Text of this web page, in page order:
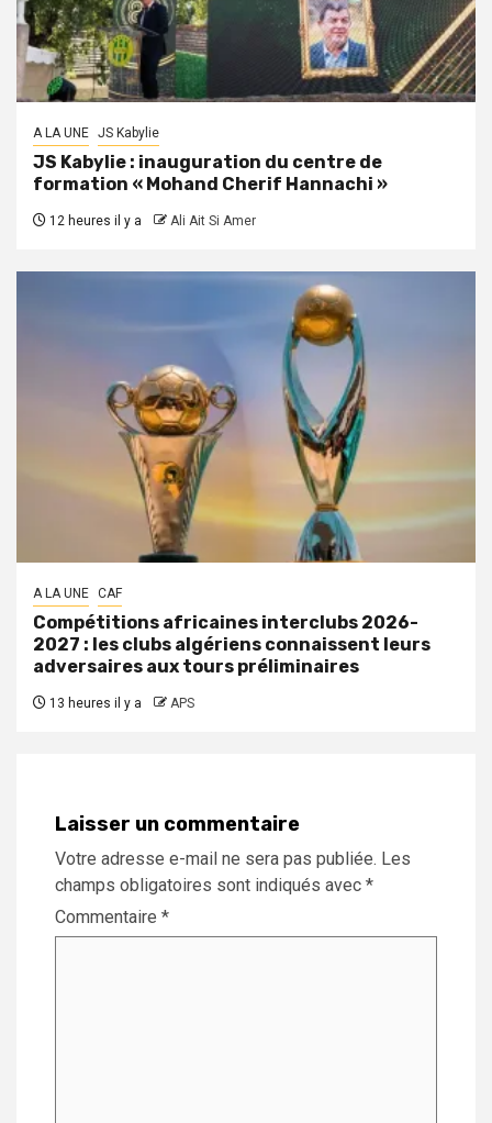
A LA UNE JS Kabylie
JS Kabylie : inauguration du centre de
formation « Mohand Cherif Hannachi »
12 heures il y a Ali Ait Si Amer
A LA UNE CAF
Compétitions africaines interclubs 2026-
2027 : les clubs algériens connaissent leurs
adversaires aux tours préliminaires
13 heures il y a APS
Laisser un commentaire
Votre adresse e-mail ne sera pas publiée. Les
champs obligatoires sont indiqués avec *
Commentaire *